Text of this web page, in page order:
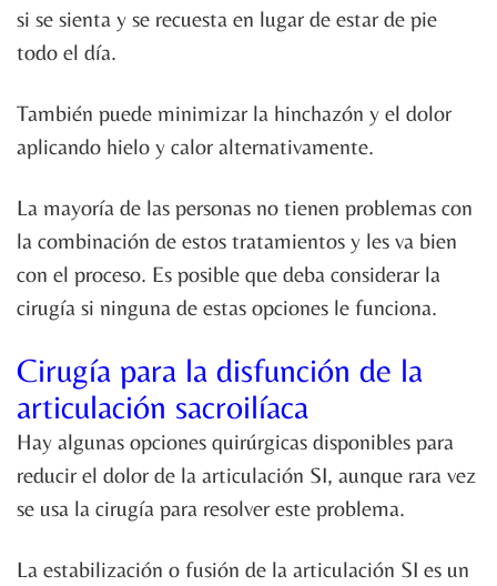
si se sienta y se recuesta en lugar de estar de pie
todo el día.
También puede minimizar la hinchazón y el dolor
aplicando hielo y calor alternativamente.
La mayoría de las personas no tienen problemas con
la combinación de estos tratamientos y les va bien
con el proceso. Es posible que deba considerar la
cirugía si ninguna de estas opciones le funciona.
Cirugía para la disfunción de la
articulación sacroilíaca
Hay algunas opciones quirúrgicas disponibles para
reducir el dolor de la articulación SI, aunque rara vez
se usa la cirugía para resolver este problema.
La estabilización o fusión de la articulación SI es un